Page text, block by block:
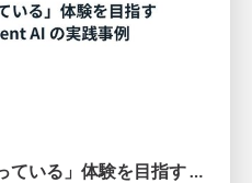
「気づいたら仕事が終わっている」体験を目指す Ambient Agent と Document AI の実践事例 / layerx-ai-deim2026